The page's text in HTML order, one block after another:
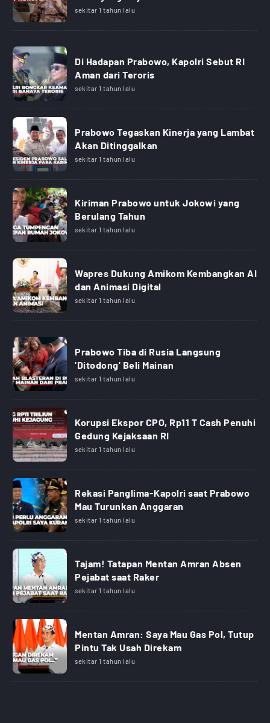
sekitar 1 tahun lalu
Di Hadapan Prabowo, Kapolri Sebut RI
Aman dari Teroris
sekitar 1 tahun lalu
Prabowo Tegaskan Kinerja yang Lambat
Akan Ditinggalkan
sekitar 1 tahun lalu
Kiriman Prabowo untuk Jokowi yang
Berulang Tahun
sekitar 1 tahun lalu
Wapres Dukung Amikom Kembangkan AI
dan Animasi Digital
sekitar 1 tahun lalu
Prabowo Tiba di Rusia Langsung
'Ditodong' Beli Mainan
sekitar 1 tahun lalu
Korupsi Ekspor CPO, Rp11 T Cash Penuhi
Gedung Kejaksaan RI
sekitar 1 tahun lalu
Rekasi Panglima-Kapolri saat Prabowo
Mau Turunkan Anggaran
sekitar 1 tahun lalu
Tajam! Tatapan Mentan Amran Absen
Pejabat saat Raker
sekitar 1 tahun lalu
Mentan Amran: Saya Mau Gas Pol, Tutup
Pintu Tak Usah Direkam
sekitar 1 tahun lalu